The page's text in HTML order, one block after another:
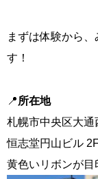
まずは体験から
す！
📍所在地
札幌市中央区大通
恒志堂円山ビル
黄色いリボンが目